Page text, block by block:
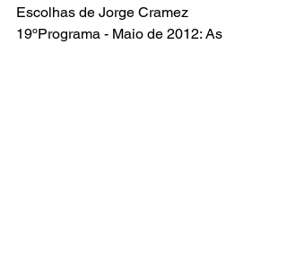
Escolhas de Jorge Cramez
19ºPrograma - Maio de 2012: As